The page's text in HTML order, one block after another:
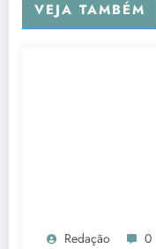
VEJA TAMBÉM
Redação 0